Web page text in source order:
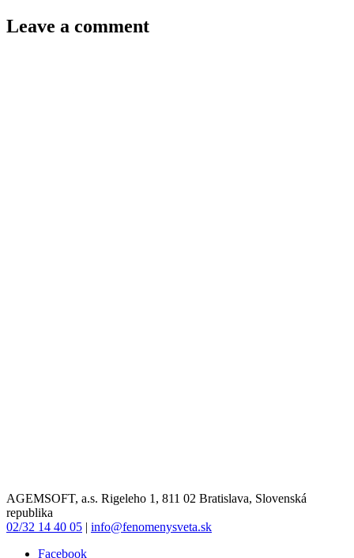
Leave a comment
AGEMSOFT, a.s. Rigeleho 1, 811 02 Bratislava, Slovenská
republika
02/32 14 40 05 | info@fenomenysveta.sk
Facebook